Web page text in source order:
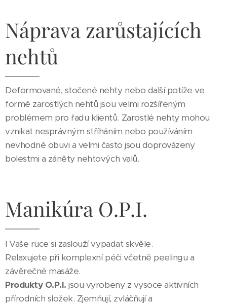
Náprava zarůstajících
nehtů
Deformované, stočené nehty nebo další potíže ve
formě zarostlých nehtů jsou velmi rozšířeným
problémem pro řadu klientů. Zarostlé nehty mohou
vznikat nesprávným stříháním nebo používáním
nevhodné obuvi a velmi často jsou doprovázeny
bolestmi a záněty nehtových valů.
Manikúra O.P.I.
I Vaše ruce si zaslouží vypadat skvěle.
Relaxujete při komplexní péči včetně peelingu a
závěrečné masáže.
Produkty O.P.I. jsou vyrobeny z vysoce aktivních
přírodních složek. Zjemňují, zvláčňují a